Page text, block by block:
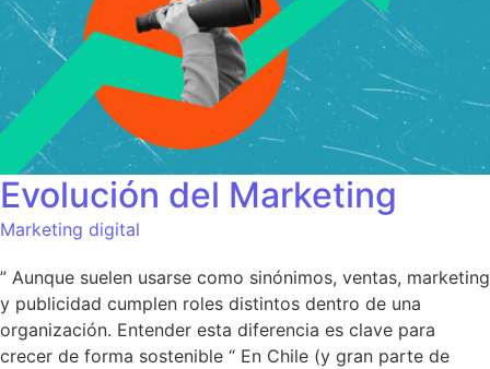
Evolución del Marketing
Marketing digital
” Aunque suelen usarse como sinónimos, ventas, marketing
y publicidad cumplen roles distintos dentro de una
organización. Entender esta diferencia es clave para
crecer de forma sostenible “ En Chile (y gran parte de